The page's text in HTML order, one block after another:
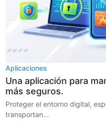
Aplicaciones
Una aplicación para
más seguros.
Proteger el entorno digital,
transportan...